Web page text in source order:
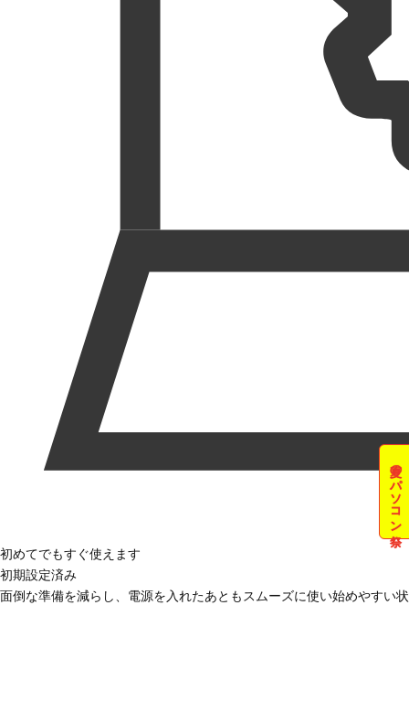
夏のパソコン祭
初めてでもすぐ使えます
初期設定済み
面倒な準備を減らし、電源を入れたあともスムーズに使い始めやすい